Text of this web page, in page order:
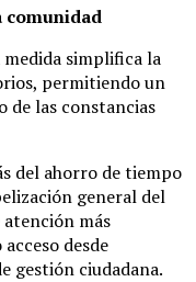
comunidad
simplifica la
permitiendo un
de las constancias
del ahorro de tiempo
general del
atención más
desde
gestión ciudadana.